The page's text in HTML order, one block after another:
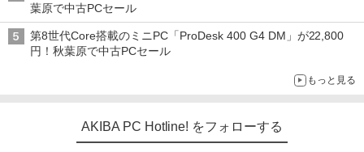
葉原で中古PCセール
第8世代Core搭載のミニPC「ProDesk 400 G4 DM」が22,800
円！秋葉原で中古PCセール
もっと見る
AKIBA PC Hotline! をフォローする